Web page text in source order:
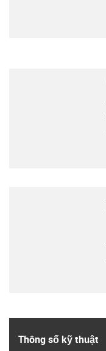
Thông số kỹ thuật